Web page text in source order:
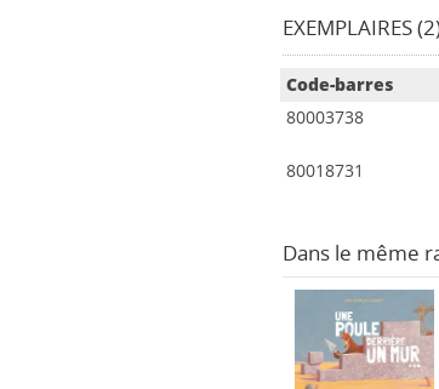
EXEMPLAIRES
Code-barres
80003738
80018731
Dans le même